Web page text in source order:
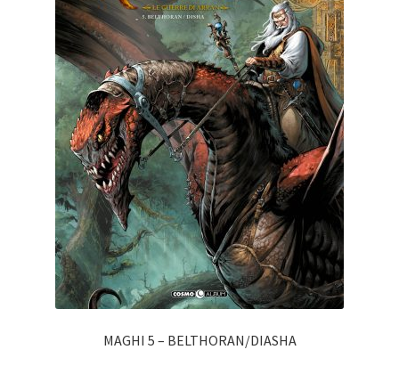
MAGHI 5 – BELTHORAN/DIASHA